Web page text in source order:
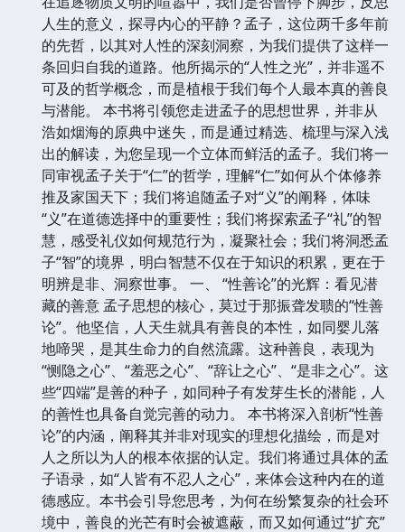
人生的意义，探寻内心的平静？孟子，这位两千多年前
的先哲，以其对人性的深刻洞察，为我们提供了这样一
条回归自我的道路。他所揭示的“人性之光”，并非遥不
可及的哲学概念，而是植根于我们每个人最本真的善良
与潜能。 本书将引领您走进孟子的思想世界，并非从
浩如烟海的原典中迷失，而是通过精选、梳理与深入浅
出的解读，为您呈现一个立体而鲜活的孟子。我们将一
同审视孟子关于“仁”的哲学，理解“仁”如何从个体修养
推及家国天下；我们将追随孟子对“义”的阐释，体味
“义”在道德选择中的重要性；我们将探索孟子“礼”的智
慧，感受礼仪如何规范行为，凝聚社会；我们将洞悉孟
子“智”的境界，明白智慧不仅在于知识的积累，更在于
明辨是非、洞察世事。 一、 “性善论”的光辉：看见潜
藏的善意 孟子思想的核心，莫过于那振聋发聩的“性善
论”。他坚信，人天生就具有善良的本性，如同婴儿落
地啼哭，是其生命力的自然流露。这种善良，表现为
“恻隐之心”、“羞恶之心”、“辞让之心”、“是非之心”。这
些“四端”是善的种子，如同种子有发芽生长的潜能，人
的善性也具备自觉完善的动力。 本书将深入剖析“性善
论”的内涵，阐释其并非对现实的理想化描绘，而是对
人之所以为人的根本依据的认定。我们将通过具体的孟
子语录，如“人皆有不忍人之心”，来体会这种内在的道
德感应。本书会引导您思考，为何在纷繁复杂的社会环
境中，善良的光芒有时会被遮蔽，而又如何通过“扩充”